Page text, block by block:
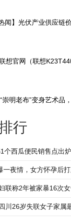
热闻】光伏产业供应链
想官网（联想
崇明老布”变身艺术品
行
个西瓜便民销售点出
一夜情，女方怀孕后
联称2年被家暴16次女
配合
川26岁失联女子家属